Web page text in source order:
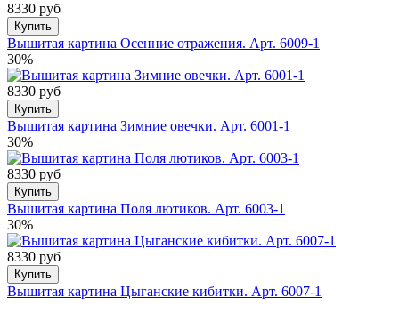
8330 руб
Купить
Вышитая картина Осенние отражения. Арт. 6009-1
30%
8330 руб
Купить
Вышитая картина Зимние овечки. Арт. 6001-1
30%
8330 руб
Купить
Вышитая картина Поля лютиков. Арт. 6003-1
30%
8330 руб
Купить
Вышитая картина Цыганские кибитки. Арт. 6007-1